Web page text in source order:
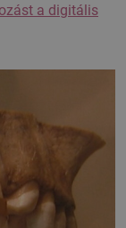
a digitális